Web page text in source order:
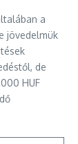
a
jövedelmük
de
HUF